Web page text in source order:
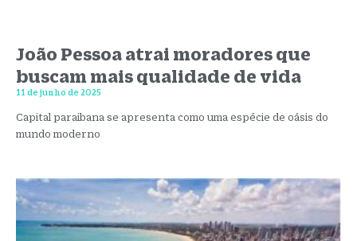
João Pessoa atrai moradores que
buscam mais qualidade de vida
11 de junho de 2025
Capital paraibana se apresenta como uma espécie de oásis do
mundo moderno